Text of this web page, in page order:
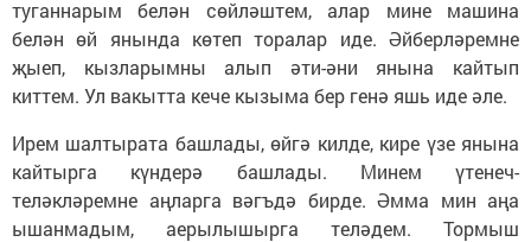
туганнарым белән сөйләштем, алар мине машина
белән өй янында көтеп торалар иде. Әйберләремне
җыеп, кызларымны алып әти-әни янына кайтып
киттем. Ул вакытта кече кызыма бер генә яшь иде әле.
Ирем шалтырата башлады, өйгә килде, кире үзе янына
кайтырга күндерә башлады. Минем үтенеч-
теләкләремне аңларга вәгъдә бирде. Әмма мин аңа
ышанмадым, аерылышырга теләдем. Тормыш